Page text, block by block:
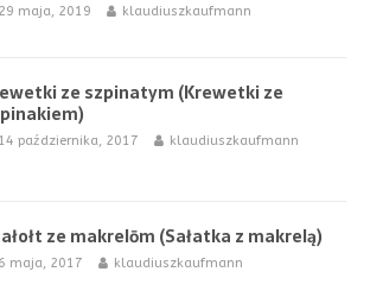
29 maja, 2019 klaudiuszkaufmann
ze szpinatym (Krewetki ze
14 października, 2017 klaudiuszkaufmann
ze makrelōm (Sałatka z makrelą)
6 maja, 2017 klaudiuszkaufmann